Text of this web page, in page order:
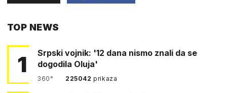
TOP NEWS
1
Srpski vojnik: '12 dana nismo znali da se
dogodila Oluja'
360° 225042prikaza